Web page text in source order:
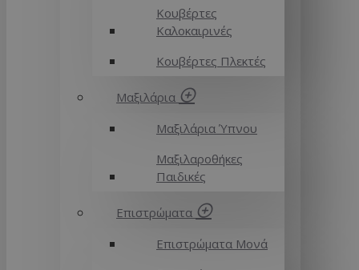
Κουβέρτες
Καλοκαιρινές
Κουβέρτες Πλεκτές
Μαξιλάρια
Μαξιλάρια Ύπνου
Μαξιλαροθήκες
Παιδικές
Επιστρώματα
Επιστρώματα Μονά